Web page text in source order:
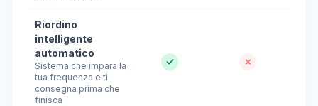
Riordino
intelligente
automatico
Sistema che impara la
tua frequenza e ti
consegna prima che
finisca
✓ ✗